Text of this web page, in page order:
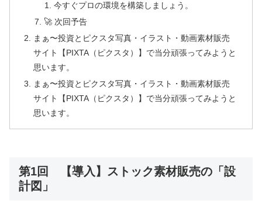
今すぐプロの環境を構築しましょう。
🚀 次回予告
まぁ〜投資とピクスタ写真・イラスト・動画素材販売
サイト【PIXTA（ピクスタ）】で当分頑張ってみようと
思います。
まぁ〜投資とピクスタ写真・イラスト・動画素材販売
サイト【PIXTA（ピクスタ）】で当分頑張ってみようと
思います。
第1回 【導入】ストック素材販売の「設
計図」